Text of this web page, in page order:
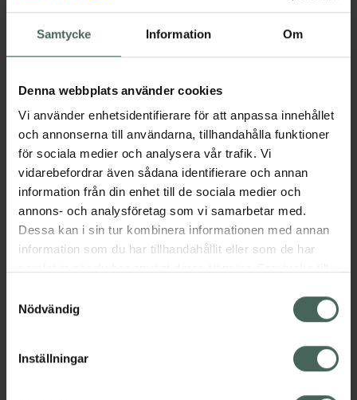
Samtycke Information Om
Denna webbplats använder cookies
Vi använder enhetsidentifierare för att anpassa innehållet
och annonserna till användarna, tillhandahålla funktioner
för sociala medier och analysera vår trafik. Vi
vidarebefordrar även sådana identifierare och annan
information från din enhet till de sociala medier och
annons- och analysföretag som vi samarbetar med.
Dessa kan i sin tur kombinera informationen med annan
information som du har tillhandahållit eller som de har
återkalla ditt samtycke via webbplatsens
cookieinställningar. Ett återkallat samtycke påverkar inte
lagligheten av behandling som skett innan återkallelsen.
Nödvändig
Inställningar
Köp via ditt recept
Beskrivning Dölj
Läs alltid bipacksedeln innan
användning.
EAN:07046260188747
Visa